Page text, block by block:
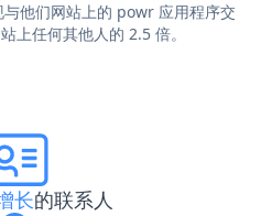
他们网站上的 powr 应用程序交
上任何其他人的 2.5 倍。
长的联系人